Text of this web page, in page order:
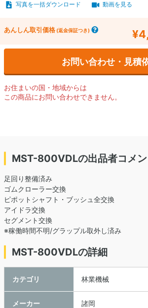
写真を一括ダウンロード 動画を見る
あんしん取引価格 (返金保証つき)
お問い合わせ・見積
お住まいの国・地域からは
この商品にお問い合わせできません。
MST-800VDLの出品者コメン
足回り整備済み
ゴムクローラー交換
ピポットシャフト・ブッシュ全交換
アイドラ交換
セグメント交換
※稼働時間不明/グラップル取外し済み
MST-800VDLの詳細
カテゴリ 林業機械
メーカー 諸岡